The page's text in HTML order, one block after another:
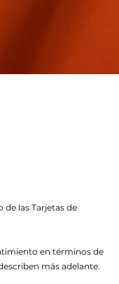
de las Tarjetas de
en términos de
más adelante.